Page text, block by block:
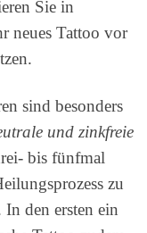
Sie in
neues Tattoo vor
sind besonders
und zinkfreie
bis fünfmal
zu
den ersten ein